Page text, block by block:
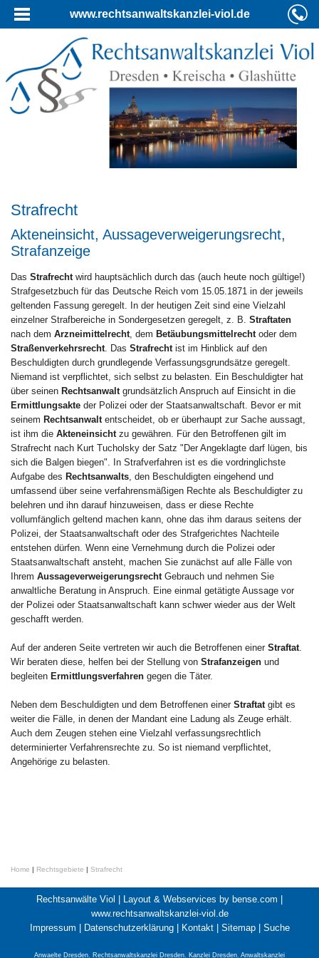
www.rechtsanwaltskanzlei-viol.de
Strafrecht
Akteneinsicht, Aussageverweigerungsrecht,
Strafanzeige
Das Strafrecht wird hauptsächlich durch das (auch heute noch gültige!)
Strafgesetzbuch für das Deutsche Reich vom 15.05.1871 in der jeweils
geltenden Fassung geregelt. In der heutigen Zeit sind eine Vielzahl
einzelner Strafbereiche in Sondergesetzen geregelt, z. B. Straftaten
nach dem Arzneimittelrecht , dem Betäubungsmittelrecht oder dem
Straßenverkehrsrecht . Das Strafrecht ist im Hinblick auf den
Beschuldigten durch grundlegende Verfassungsgrundsätze geregelt.
Niemand ist verpflichtet, sich selbst zu belasten. Ein Beschuldigter hat
über seinen Rechtsanwalt grundsätzlich Anspruch auf Einsicht in die
Ermittlungsakte der Polizei oder der Staatsanwaltschaft. Bevor er mit
seinem Rechtsanwalt entscheidet, ob er überhaupt zur Sache aussagt,
ist ihm die Akteneinsicht zu gewähren. Für den Betroffenen gilt im
Strafrecht nach Kurt Tucholsky der Satz "Der Angeklagte darf lügen, bis
sich die Balgen biegen". In Strafverfahren ist es die vordringlichste
Aufgabe des Rechtsanwalts , den Beschuldigten eingehend und
umfassend über seine verfahrensmäßigen Rechte als Beschuldigter zu
belehren und ihn darauf hinzuweisen, dass er diese Rechte
vollumfänglich geltend machen kann, ohne das ihm daraus seitens der
Polizei, der Staatsanwaltschaft oder des Strafgerichtes Nachteile
entstehen dürfen. Wenn eine Vernehmung durch die Polizei oder
Staatsanwaltschaft ansteht, machen Sie zunächst auf alle Fälle von
Ihrem Aussageverweigerungsrecht Gebrauch und nehmen Sie
anwaltliche Beratung in Anspruch. Eine einmal getätigte Aussage vor
der Polizei oder Staatsanwaltschaft kann schwer wieder aus der Welt
geschafft werden.
Auf der anderen Seite vertreten wir auch die Betroffenen einer Straftat
Wir beraten diese, helfen bei der Stellung von Strafanzeigen und
begleiten Ermittlungsverfahren gegen die Täter.
Neben dem Beschuldigten und dem Betroffenen einer Straftat gibt es
weiter die Fälle, in denen der Mandant eine Ladung als Zeuge erhält.
Auch dem Zeugen stehen eine Vielzahl verfassungsrechtlich
determinierter Verfahrensrechte zu. So ist niemand verpflichtet,
Angehörige zu belasten.
Home | Rechtsgebiete | Strafrecht
Rechtsanwälte Viol | Layout & Webservices by bense.com |
www.rechtsanwaltskanzlei-viol.de
Impressum | Datenschutzerklärung| Kontakt| Sitemap| Suche
Anwaelte Dresden, Rechtsanwaltskanzlei Dresden, Kanzlei Dresden, Anwaltskanzlei